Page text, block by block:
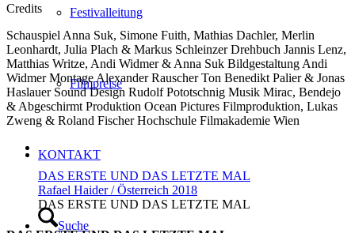
Festivalleitung
Filmpreise
KONTAKT
Suche
Credits
Schauspiel Anna Suk, Simone Fuith, Mathias Dachler, Merlin
Leonhardt, Julia Plach & Markus Schleinzer Drehbuch Jannis Lenz,
Matthias Writze, Andi Widmer & Anna Suk Bildgestaltung Andi
Widmer Montage Alexander Rauscher Ton Benedikt Palier & Jonas
Haslauer Sound Design Rudolf Pototschnig Musik Mirac, Bendejo
& Abgeschirmt Produktion Ocean Pictures Filmproduktion, Lukas
Zweng & Roland Fischer Hochschule Filmakademie Wien
DAS ERSTE UND DAS LETZTE MAL
Rafael Haider / Österreich 2018
DAS ERSTE UND DAS LETZTE MAL